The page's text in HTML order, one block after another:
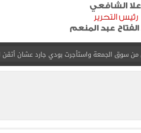
على كأس خوان جامبر
محمد صلاح
إسبانيا.. جلسة عموتة وفقرة بدنية.. صور